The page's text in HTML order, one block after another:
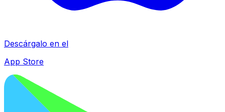
Descárgalo en el
App Store